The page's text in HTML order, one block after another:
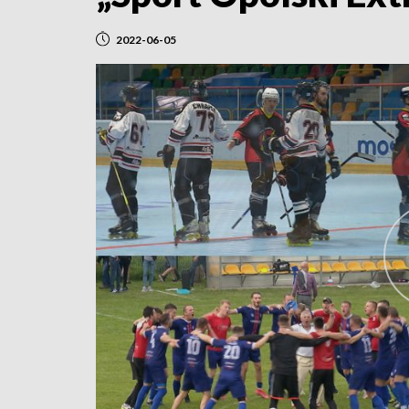
2022-06-05